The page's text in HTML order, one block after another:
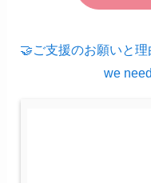
🤝ご支援のお願いと
we